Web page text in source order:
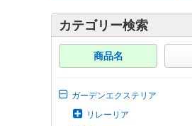
カテゴリー検索
商品名
ガーデンエクステリア
リレーリア